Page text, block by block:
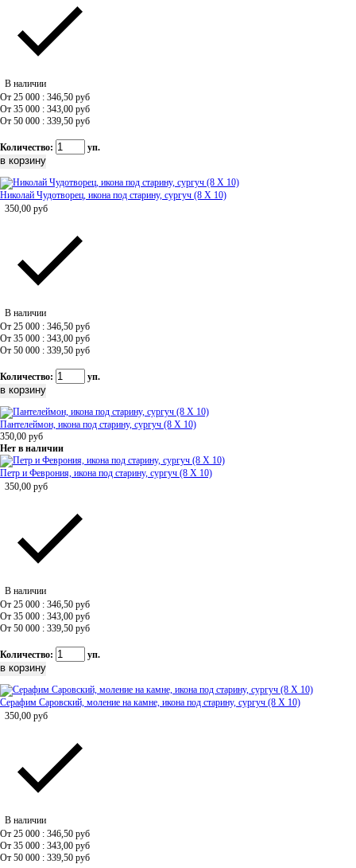
В наличии
От 25 000 : 346,50 руб
От 35 000 : 343,00 руб
От 50 000 : 339,50 руб
Количество: уп.
Николай Чудотворец, икона под старину, сургуч (8 Х 10)
350,00 руб
В наличии
От 25 000 : 346,50 руб
От 35 000 : 343,00 руб
От 50 000 : 339,50 руб
Количество: уп.
Пантелеймон, икона под старину, сургуч (8 Х 10)
350,00 руб
Нет в наличии
Петр и Феврония, икона под старину, сургуч (8 Х 10)
350,00 руб
В наличии
От 25 000 : 346,50 руб
От 35 000 : 343,00 руб
От 50 000 : 339,50 руб
Количество: уп.
Серафим Саровский, моление на камне, икона под старину, сургуч (8 Х 10)
350,00 руб
В наличии
От 25 000 : 346,50 руб
От 35 000 : 343,00 руб
От 50 000 : 339,50 руб